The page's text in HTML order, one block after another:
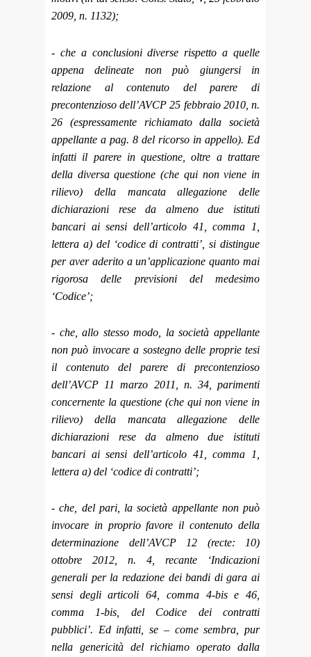
2009, n. 1132);
- che a conclusioni diverse rispetto a quelle
appena delineate non può giungersi in
relazione al contenuto del parere di
precontenzioso dell’AVCP 25 febbraio 2010, n.
26 (espressamente richiamato dalla società
appellante a pag. 8 del ricorso in appello). Ed
infatti il parere in questione, oltre a trattare
della diversa questione (che qui non viene in
rilievo) della mancata allegazione delle
dichiarazioni rese da almeno due istituti
bancari ai sensi dell’articolo 41, comma 1,
lettera a) del ‘codice di contratti’, si distingue
per aver aderito a un’applicazione quanto mai
rigorosa delle previsioni del medesimo
‘Codice’;
- che, allo stesso modo, la società appellante
non può invocare a sostegno delle proprie tesi
il contenuto del parere di precontenzioso
dell’AVCP 11 marzo 2011, n. 34, parimenti
concernente la questione (che qui non viene in
rilievo) della mancata allegazione delle
dichiarazioni rese da almeno due istituti
bancari ai sensi dell’articolo 41, comma 1,
lettera a) del ‘codice di contratti’;
- che, del pari, la società appellante non può
invocare in proprio favore il contenuto della
determinazione dell’AVCP 12 (recte: 10)
ottobre 2012, n. 4, recante ‘Indicazioni
generali per la redazione dei bandi di gara ai
sensi degli articoli 64, comma 4-bis e 46,
comma 1-bis, del Codice dei contratti
pubblici’. Ed infatti, se – come sembra, pur
nella genericità del richiamo operato dalla